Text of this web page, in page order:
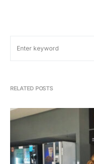
RELATED POSTS